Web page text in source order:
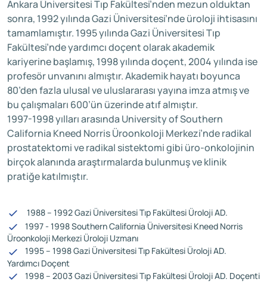
Ankara Üniversitesi Tıp Fakültesi’nden mezun olduktan
sonra, 1992 yılında Gazi Üniversitesi’nde üroloji ihtisasını
tamamlamıştır. 1995 yılında Gazi Üniversitesi Tıp
Fakültesi’nde yardımcı doçent olarak akademik
kariyerine başlamış, 1998 yılında doçent, 2004 yılında ise
profesör unvanını almıştır. Akademik hayatı boyunca
80’den fazla ulusal ve uluslararası yayına imza atmış ve
bu çalışmaları 600’ün üzerinde atıf almıştır.
1997-1998 yılları arasında University of Southern
California Kneed Norris Üroonkoloji Merkezi’nde radikal
prostatektomi ve radikal sistektomi gibi üro-onkolojinin
birçok alanında araştırmalarda bulunmuş ve klinik
pratiğe katılmıştır.
1988 – 1992 Gazi Üniversitesi Tıp Fakültesi Üroloji AD.
1997 - 1998 Southern California Üniversitesi Kneed Norris
Üroonkoloji Merkezi Üroloji Uzmanı
1995 – 1998 Gazi Üniversitesi Tıp Fakültesi Üroloji AD.
Yardımcı Doçent
1998 – 2003 Gazi Üniversitesi Tıp Fakültesi Üroloji AD. Doçenti